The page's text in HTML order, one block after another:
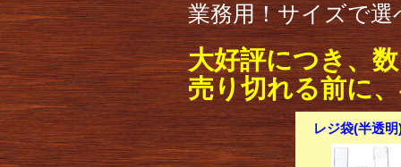
業務用！サイズで
大好評につき、
売り切れる前に
レジ袋(半透